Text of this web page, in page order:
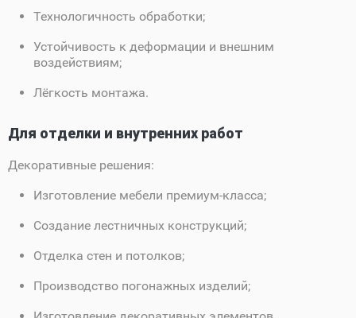
Технологичность обработки;
Устойчивость к деформации и внешним
воздействиям;
Лёгкость монтажа.
Для отделки и внутренних работ
Декоративные решения:
Изготовление мебели премиум-класса;
Создание лестничных конструкций;
Отделка стен и потолков;
Производство погонажных изделий;